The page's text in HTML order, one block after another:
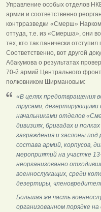
Управление особых отделов
армии и соответственно
контрразведки «Смерш»
оттуда, т.е. из «Смерша», они
тех, кто так панически
Соответственно, вот другой
Абакумова о результатах
70-й армий Центрального
полковником Ширмановым:
«В целях предотвращения
трусами, дезертирующими
начальниками отделов
дивизиях, бригадах и
заграждения и заслоны
состава армий, корпусов,
мероприятий на участке
неорганизованно
военнослужащих, среди
дезертиры,
Большая же часть
организованном порядке